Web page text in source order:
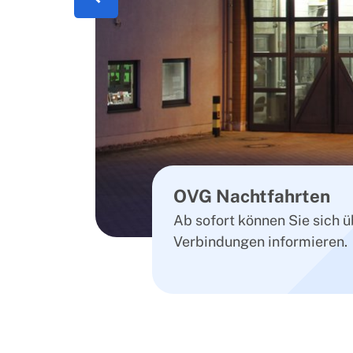
OVG Nachtfahrten
Ab sofort können Sie sich
Verbindungen informieren.
OVG Busflotte
Lorem ipsum dolor sit
elitr, sed diam nonumy
Previous